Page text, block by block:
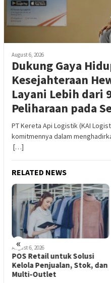
August 6, 2026
Dukung Gaya
Kesejahteraan
Layani Lebih dari
Peliharaan pada
PT Kereta Api Logistik (KAI
komitmennya dalam
[…]
RELATED NEWS
«
August 6, 2026
POS Retail untuk Solusi
Kelola Penjualan, Stok, dan
Multi-Outlet